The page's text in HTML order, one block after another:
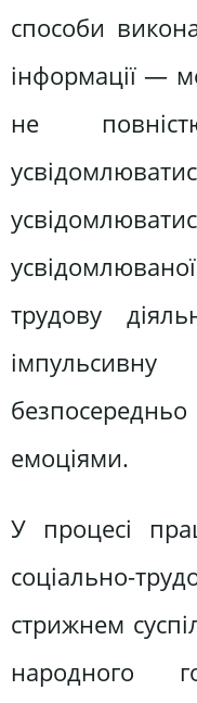
способи
інформації —
не
трудову
імпульсивну
емоціями.
У процесі
соціально-
стрижнем
народного